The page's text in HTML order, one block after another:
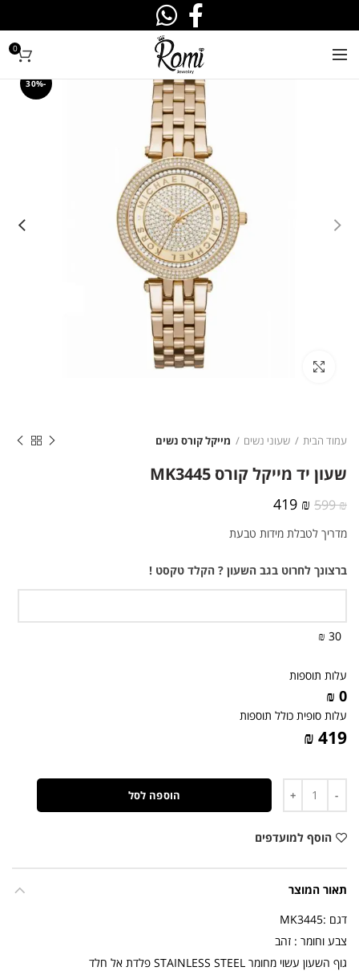
0
-30%
עמוד הבית שעוני נשים מייקל קורס נשים
שעון יד מייקל קורס MK3445
599₪
המחיר
היה:
419 ₪
המחיר
הוא:
מדריך לטבלת מידות טבעת
ברצונך לחרוט בגב השעון ? הקלד טקסט !
30 ₪
עלות תוספות
0 ₪
עלות סופית כולל תוספות
419 ₪
הוספה לסל
הוסף למועדפים
תאור המוצר
דגם :MK3445
צבע וחומר : זהב
גוף השעון עשוי מחומר STAINLESS STEEL פלדת אל חלד